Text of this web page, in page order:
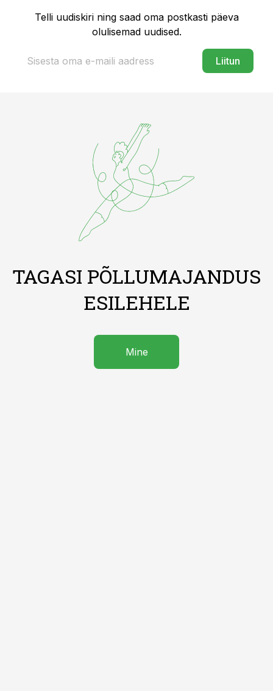
Telli uudiskiri ning saad oma postkasti päeva
olulisemad uudised.
Liitun
TAGASI PÕLLUMAJANDUS
ESILEHELE
Mine